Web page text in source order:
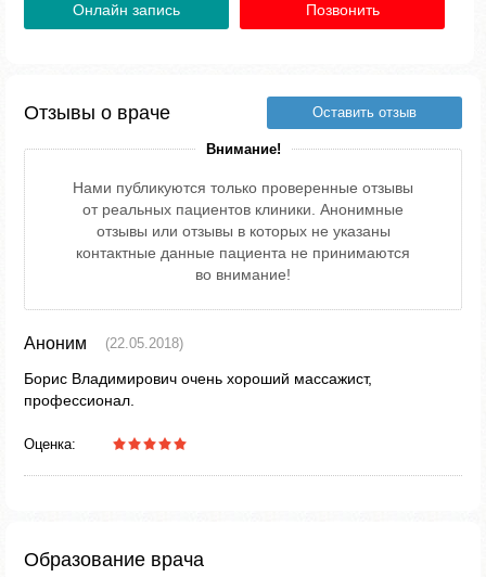
Онлайн запись Позвонить
Отзывы о враче Оставить отзыв
Внимание!
Нами публикуются только проверенные отзывы
от реальных пациентов клиники. Анонимные
отзывы или отзывы в которых не указаны
контактные данные пациента не принимаются
во внимание!
Аноним (22.05.2018)
Борис Владимирович очень хороший массажист,
профессионал.
Оценка:
Образование врача